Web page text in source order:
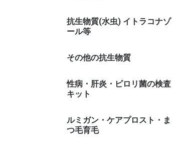
抗生物質(水虫) イトラコナゾ
ール等
その他の抗生物質
性病・肝炎・ピロリ菌の検査
キット
ルミガン・ケアプロスト・ま
つ毛育毛